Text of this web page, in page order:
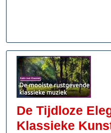
De Tijdloze
Klassieke